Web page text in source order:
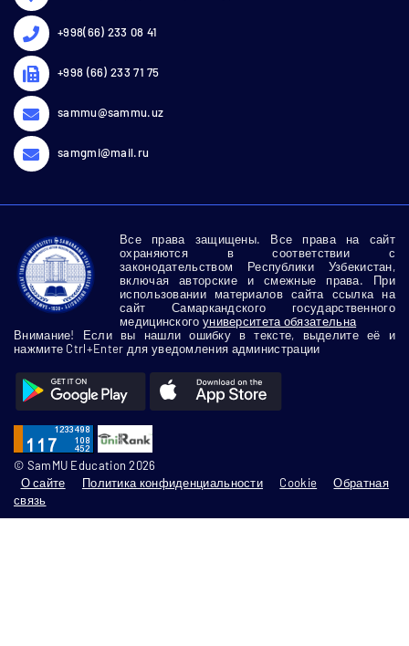
+998(66) 233 08 41
+998 (66) 233 71 75
sammu@sammu.uz
samgmi@mail.ru
Все права защищены. Все права на сайт
охраняются в соответствии с
законодательством Республики Узбекистан,
включая авторские и смежные права. При
использовании материалов сайта ссылка на
сайт Самаркандского государственного
медицинского университета обязательна
Внимание! Если вы нашли ошибку в тексте, выделите её и
нажмите Ctrl+Enter для уведомления администрации
© SamMU Education 2026
О сайте
Политика конфиденциальности Cookie
Обратная
связь